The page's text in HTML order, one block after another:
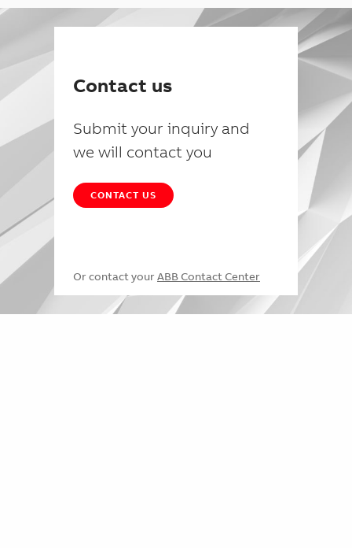
Contact us
Submit your inquiry and
we will contact you
CONTACT US
Or contact your ABB Contact Center